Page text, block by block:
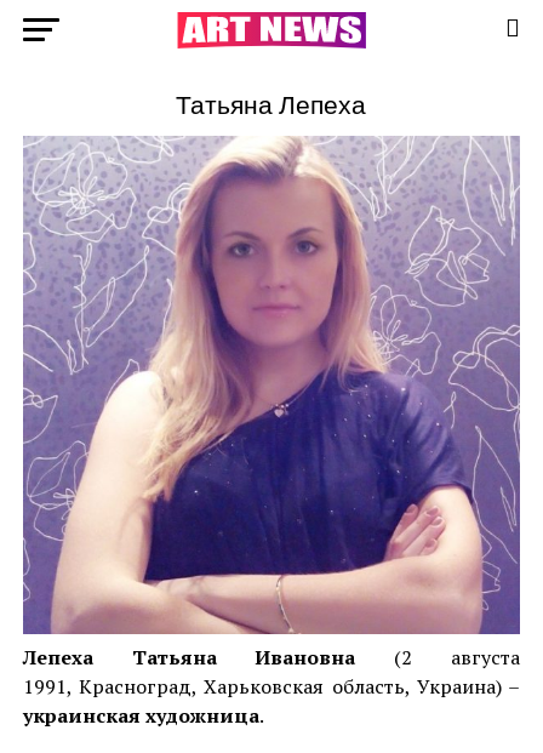
Татьяна Лепеха
Лепеха Татьяна Ивановна (2 августа
1991, Красноград, Харьковская область, Украина) –
украинская художница.